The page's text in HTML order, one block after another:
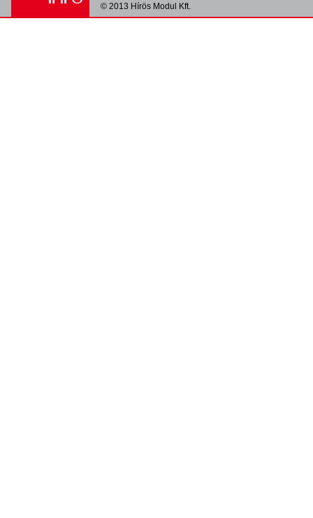
© 2013 Hírös Modul Kft.